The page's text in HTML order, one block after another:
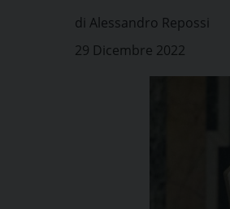
di Alessandro Repossi
29 Dicembre 2022